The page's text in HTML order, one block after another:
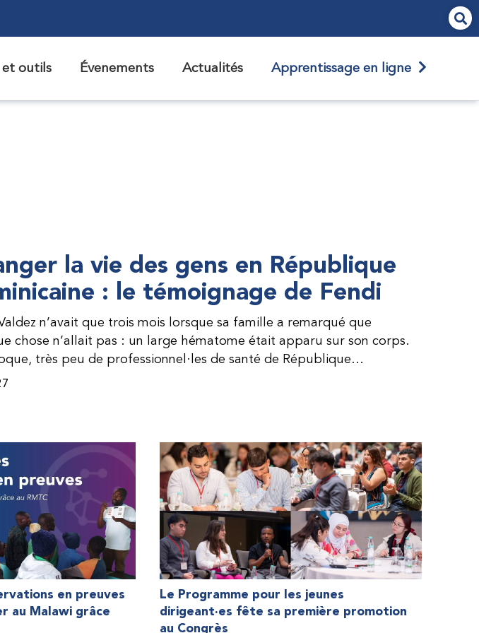
et outils Évenements Actualités Apprentissage en ligne
la vie des gens en République
: le témoignage de Fendi
n’avait que trois mois lorsque sa famille a remarqué que
chose n’allait pas : un large hématome était apparu sur son corps.
très peu de professionnel·les de santé de République
connaissaient l’hémophilie, ce qui rendait son diagnostic difficile.
inférieure à celle prescrite. À cause de ces soins limités, il avait
des saignements, manquait l’école, était hospitalisé, et a fini
des problèmes très graves aux deux genoux. Ce n’est que
Fendi a commencé à recevoir des dons de facteur fournis par le
d’aide humanitaire de la Fédération mondiale de l’hémophilie
retrouvé l’espoir d’une vie meilleure.
en preuves
au Malawi grâce
Le Programme pour les jeunes
dirigeant·es fête sa première promotion
au Congrès